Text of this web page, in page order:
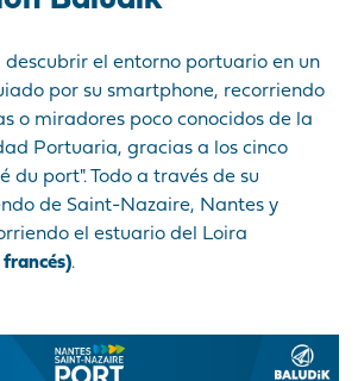
el entorno portuario en un
por su smartphone, recorriendo
o miradores poco conocidos de la
Portuaria, gracias a los cinco
du port". Todo a través de su
de Saint-Nazaire, Nantes y
el estuario del Loira
.
CORDEMAIS
LE PELLERIN
INSTALACIONES DE
NANTES
CIFRAS CLAVE
VISITA AL PUERTO
HISTORIA
PRE Y
BUQUES
LAS PRESTACIONES
PORTUARIAS
ACCEDER AL
ANUARIO DE LOS
PROFESIONALES
NUESTRA POLÍTICA
DE COMPRAS
!